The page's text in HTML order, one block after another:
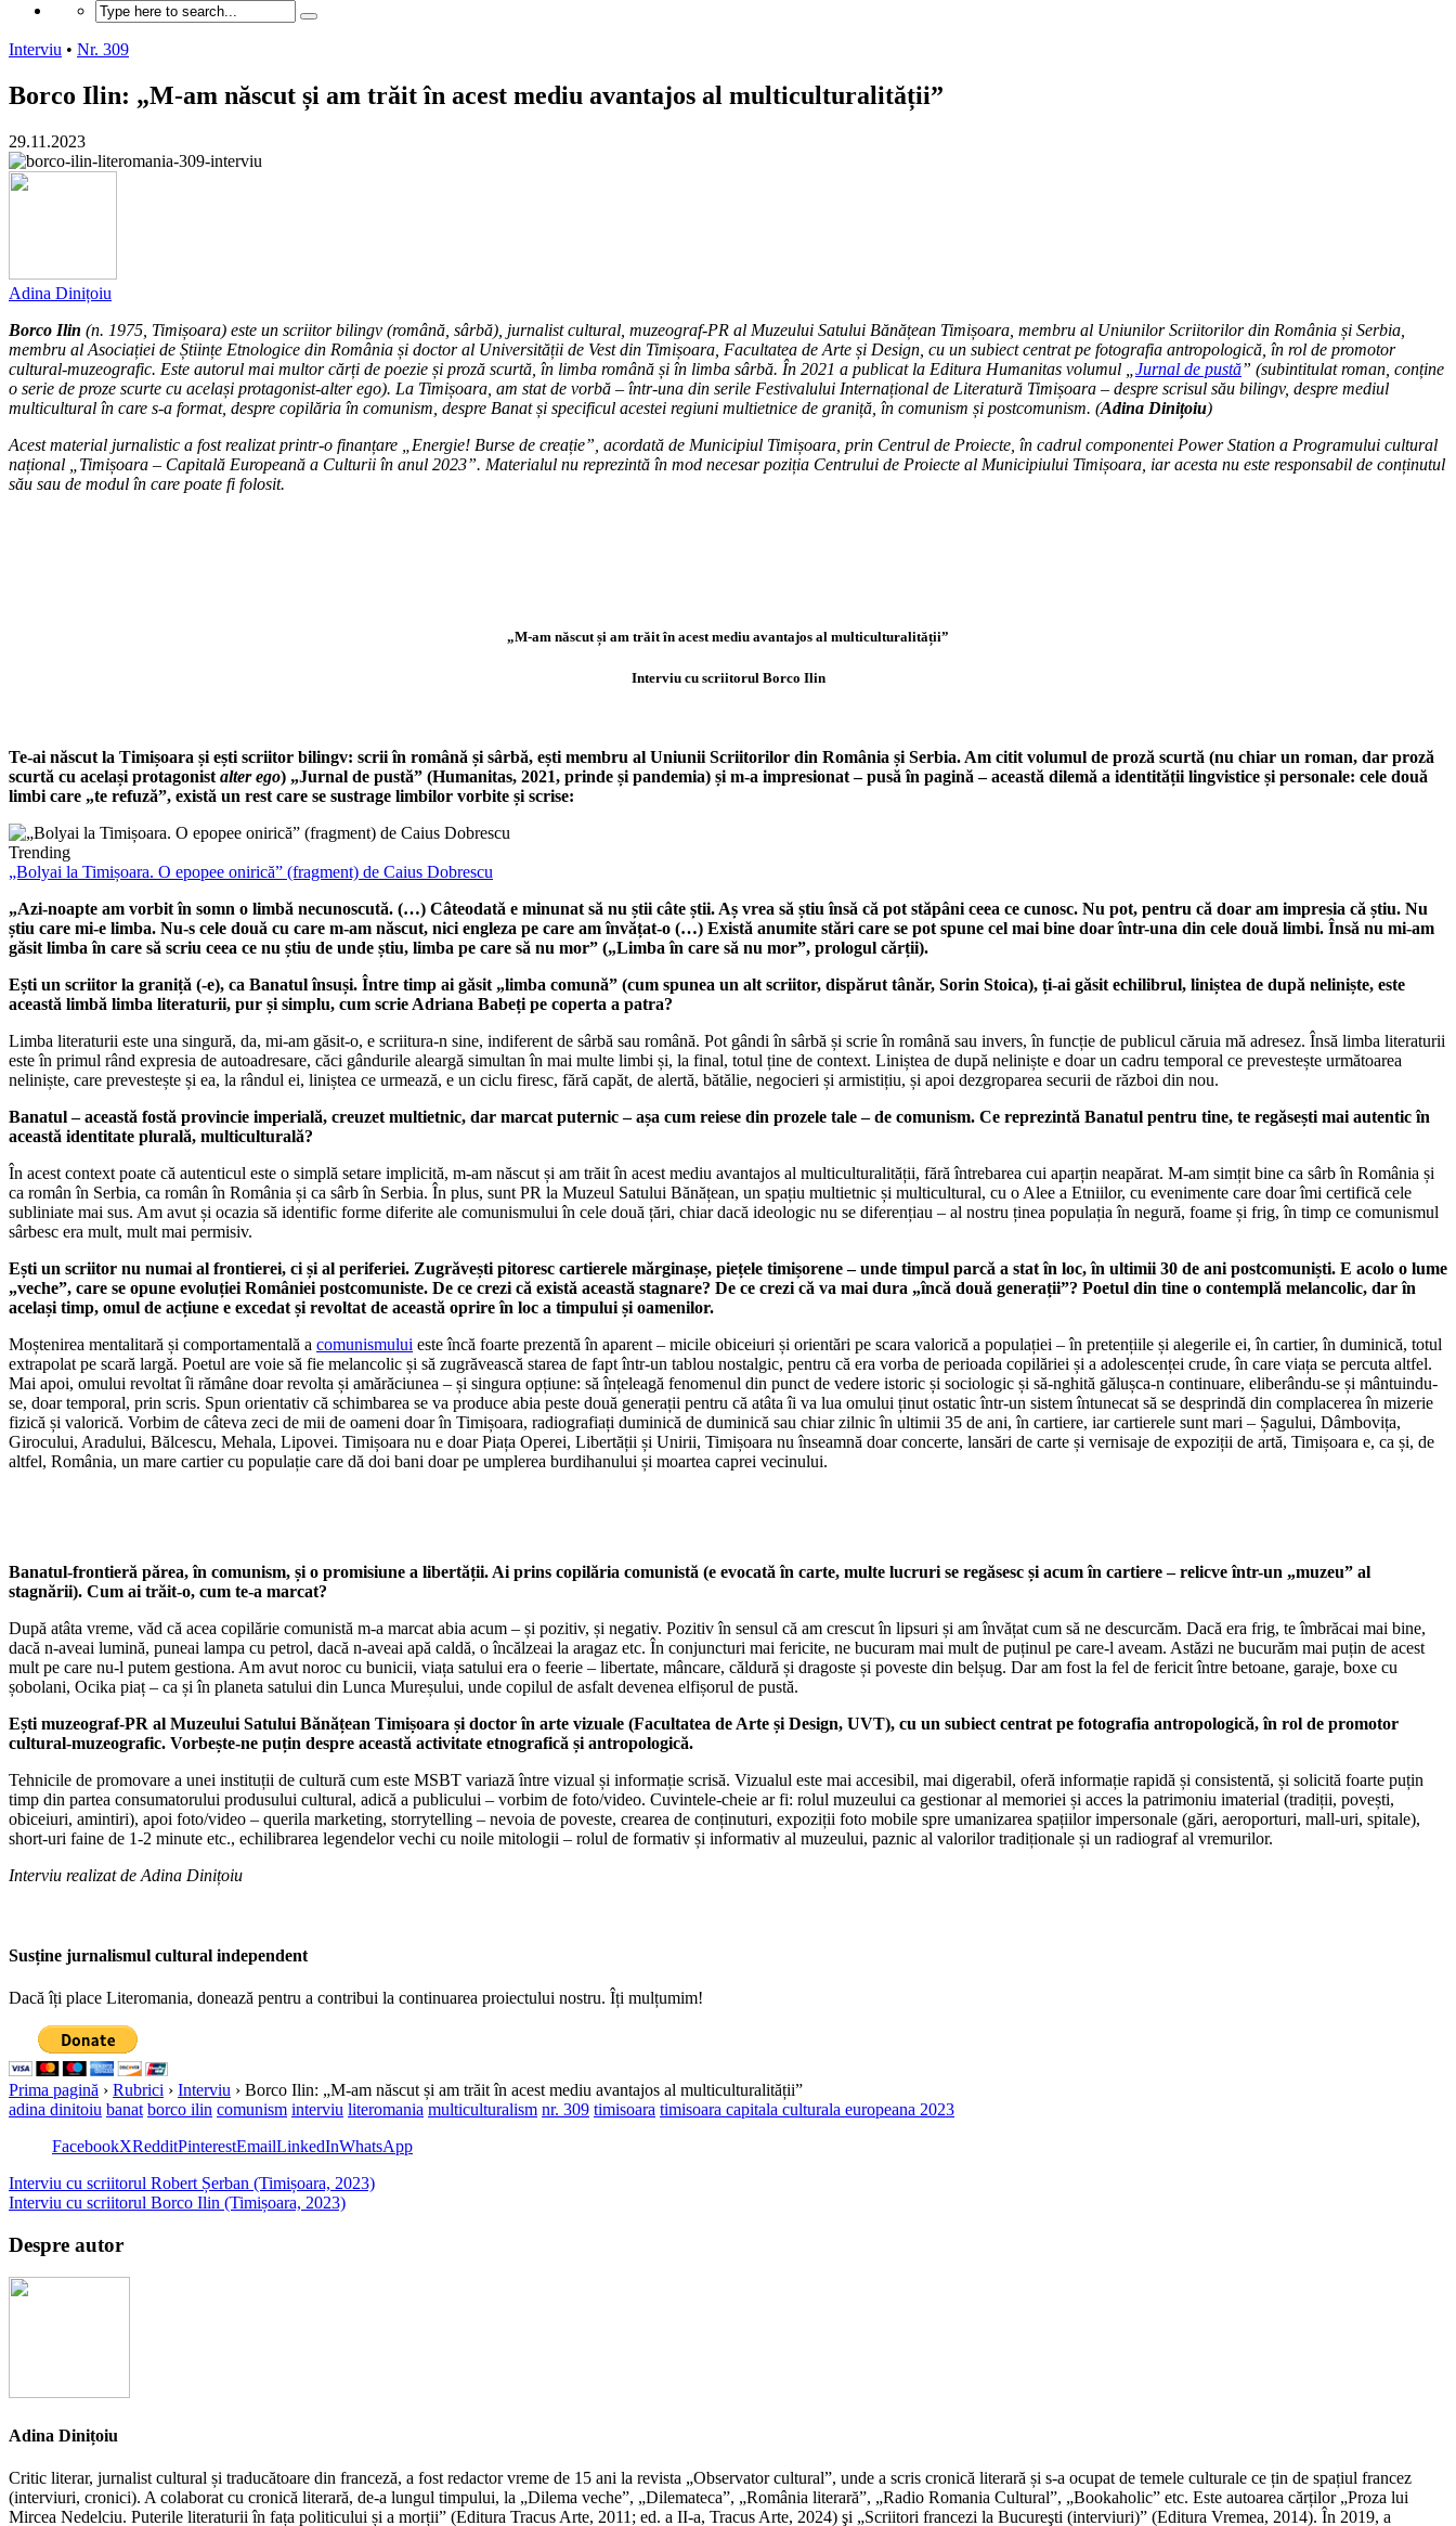
Interviu • Nr. 309
Borco Ilin: „M-am născut și am trăit în acest mediu avantajos al multiculturalității”
29.11.2023
Adina Dinițoiu
Borco Ilin (n. 1975, Timișoara) este un scriitor bilingv (română, sârbă), jurnalist cultural, muzeograf-PR al Muzeului Satului Bănățean Timișoara, membru al Uniunilor Scriitorilor din România și Serbia,
membru al Asociației de Științe Etnologice din România și doctor al Universității de Vest din Timișoara, Facultatea de Arte și Design, cu un subiect centrat pe fotografia antropologică, în rol de promotor
cultural-muzeografic. Este autorul mai multor cărți de poezie și proză scurtă, în limba română și în limba sârbă. În 2021 a publicat la Editura Humanitas volumul „ Jurnal de pustă” (subintitulat roman, conține
o serie de proze scurte cu același protagonist-alter ego). La Timișoara, am stat de vorbă – într-una din serile Festivalului Internațional de Literatură Timișoara – despre scrisul său bilingv, despre mediul
multicultural în care s-a format, despre copilăria în comunism, despre Banat și specificul acestei regiuni multietnice de graniță, în comunism și postcomunism. (Adina Dinițoiu)
Acest material jurnalistic a fost realizat printr-o finanțare „Energie! Burse de creație”, acordată de Municipiul Timișoara, prin Centrul de Proiecte, în cadrul componentei Power Station a Programului cultural
național „Timișoara – Capitală Europeană a Culturii în anul 2023”. Materialul nu reprezintă în mod necesar poziția Centrului de Proiecte al Municipiului Timișoara, iar acesta nu este responsabil de conținutul
său sau de modul în care poate fi folosit.
„M-am născut și am trăit în acest mediu avantajos al multiculturalității”
Interviu cu scriitorul Borco Ilin
Te-ai născut la Timișoara și ești scriitor bilingv: scrii în română și sârbă, ești membru al Uniunii Scriitorilor din România și Serbia. Am citit volumul de proză scurtă (nu chiar un roman, dar proză
scurtă cu același protagonist alter ego) „Jurnal de pustă” (Humanitas, 2021, prinde și pandemia) și m-a impresionat – pusă în pagină – această dilemă a identității lingvistice și personale: cele două
limbi care „te refuză”, există un rest care se sustrage limbilor vorbite și scrise:
Trending
„Bolyai la Timișoara. O epopee onirică” (fragment) de Caius Dobrescu
„Azi-noapte am vorbit în somn o limbă necunoscută. (…) Câteodată e minunat să nu știi câte știi. Aș vrea să știu însă că pot stăpâni ceea ce cunosc. Nu pot, pentru că doar am impresia că știu. Nu
știu care mi-e limba. Nu-s cele două cu care m-am născut, nici engleza pe care am învățat-o (…) Există anumite stări care se pot spune cel mai bine doar într-una din cele două limbi. Însă nu mi-am
găsit limba în care să scriu ceea ce nu știu de unde știu, limba pe care să nu mor” („Limba în care să nu mor”, prologul cărții).
Ești un scriitor la graniță (-e), ca Banatul însuși. Între timp ai găsit „limba comună” (cum spunea un alt scriitor, dispărut tânăr, Sorin Stoica), ți-ai găsit echilibrul, liniștea de după neliniște, este
această limbă limba literaturii, pur și simplu, cum scrie Adriana Babeți pe coperta a patra?
Limba literaturii este una singură, da, mi-am găsit-o, e scriitura-n sine, indiferent de sârbă sau română. Pot gândi în sârbă și scrie în română sau invers, în funcție de publicul căruia mă adresez. Însă limba literaturii
este în primul rând expresia de autoadresare, căci gândurile aleargă simultan în mai multe limbi și, la final, totul ține de context. Liniștea de după neliniște e doar un cadru temporal ce prevestește următoarea
neliniște, care prevestește și ea, la rândul ei, liniștea ce urmează, e un ciclu firesc, fără capăt, de alertă, bătălie, negocieri și armistițiu, și apoi dezgroparea securii de război din nou.
Banatul – această fostă provincie imperială, creuzet multietnic, dar marcat puternic – așa cum reiese din prozele tale – de comunism. Ce reprezintă Banatul pentru tine, te regăsești mai autentic în
această identitate plurală, multiculturală?
În acest context poate că autenticul este o simplă setare implicită, m-am născut și am trăit în acest mediu avantajos al multiculturalității, fără întrebarea cui aparțin neapărat. M-am simțit bine ca sârb în România și
ca român în Serbia, ca român în România și ca sârb în Serbia. În plus, sunt PR la Muzeul Satului Bănățean, un spațiu multietnic și multicultural, cu o Alee a Etniilor, cu evenimente care doar îmi certifică cele
subliniate mai sus. Am avut și ocazia să identific forme diferite ale comunismului în cele două țări, chiar dacă ideologic nu se diferențiau – al nostru ținea populația în negură, foame și frig, în timp ce comunismul
sârbesc era mult, mult mai permisiv.
Ești un scriitor nu numai al frontierei, ci și al periferiei. Zugrăvești pitoresc cartierele mărginașe, piețele timișorene – unde timpul parcă a stat în loc, în ultimii 30 de ani postcomuniști. E acolo o lume
„veche”, care se opune evoluției României postcomuniste. De ce crezi că există această stagnare? De ce crezi că va mai dura „încă două generații”? Poetul din tine o contemplă melancolic, dar în
același timp, omul de acțiune e excedat și revoltat de această oprire în loc a timpului și oamenilor.
Moștenirea mentalitară și comportamentală a comunismului este încă foarte prezentă în aparent – micile obiceiuri și orientări pe scara valorică a populației – în pretențiile și alegerile ei, în cartier, în duminică, totul
extrapolat pe scară largă. Poetul are voie să fie melancolic și să zugrăvească starea de fapt într-un tablou nostalgic, pentru că era vorba de perioada copilăriei și a adolescenței crude, în care viața se percuta altfel.
Mai apoi, omului revoltat îi rămâne doar revolta și amărăciunea – și singura opțiune: să înțeleagă fenomenul din punct de vedere istoric și sociologic și să-nghită gălușca-n continuare, eliberându-se și mântuindu-
se, doar temporal, prin scris. Spun orientativ că schimbarea se va produce abia peste două generații pentru că atâta îi va lua omului ținut ostatic într-un sistem întunecat să se desprindă din complacerea în mizerie
fizică și valorică. Vorbim de câteva zeci de mii de oameni doar în Timișoara, radiografiați duminică de duminică sau chiar zilnic în ultimii 35 de ani, în cartiere, iar cartierele sunt mari – Șagului, Dâmbovița,
Girocului, Aradului, Bălcescu, Mehala, Lipovei. Timișoara nu e doar Piața Operei, Libertății și Unirii, Timișoara nu înseamnă doar concerte, lansări de carte și vernisaje de expoziții de artă, Timișoara e, ca și, de
altfel, România, un mare cartier cu populație care dă doi bani doar pe umplerea burdihanului și moartea caprei vecinului.
Banatul-frontieră părea, în comunism, și o promisiune a libertății. Ai prins copilăria comunistă (e evocată în carte, multe lucruri se regăsesc și acum în cartiere – relicve într-un „muzeu” al
stagnării). Cum ai trăit-o, cum te-a marcat?
După atâta vreme, văd că acea copilărie comunistă m-a marcat abia acum – și pozitiv, și negativ. Pozitiv în sensul că am crescut în lipsuri și am învățat cum să ne descurcăm. Dacă era frig, te îmbrăcai mai bine,
dacă n-aveai lumină, puneai lampa cu petrol, dacă n-aveai apă caldă, o încălzeai la aragaz etc. În conjuncturi mai fericite, ne bucuram mai mult de puținul pe care-l aveam. Astăzi ne bucurăm mai puțin de acest
mult pe care nu-l putem gestiona. Am avut noroc cu bunicii, viața satului era o feerie – libertate, mâncare, căldură și dragoste și poveste din belșug. Dar am fost la fel de fericit între betoane, garaje, boxe cu
șobolani, Ocika piaț – ca și în planeta satului din Lunca Mureșului, unde copilul de asfalt devenea elfișorul de pustă.
Ești muzeograf-PR al Muzeului Satului Bănățean Timișoara și doctor în arte vizuale (Facultatea de Arte și Design, UVT), cu un subiect centrat pe fotografia antropologică, în rol de promotor
cultural-muzeografic. Vorbește-ne puțin despre această activitate etnografică și antropologică.
Tehnicile de promovare a unei instituții de cultură cum este MSBT variază între vizual și informație scrisă. Vizualul este mai accesibil, mai digerabil, oferă informație rapidă și consistentă, și solicită foarte puțin
timp din partea consumatorului produsului cultural, adică a publicului – vorbim de foto/video. Cuvintele-cheie ar fi: rolul muzeului ca gestionar al memoriei și acces la patrimoniu imaterial (tradiții, povești,
obiceiuri, amintiri), apoi foto/video – querila marketing, storrytelling – nevoia de poveste, crearea de conținuturi, expoziții foto mobile spre umanizarea spațiilor impersonale (gări, aeroporturi, mall-uri, spitale),
short-uri faine de 1-2 minute etc., echilibrarea legendelor vechi cu noile mitologii – rolul de formativ și informativ al muzeului, paznic al valorilor tradiționale și un radiograf al vremurilor.
Interviu realizat de Adina Dinițoiu
Susține jurnalismul cultural independent
Dacă îți place Literomania, donează pentru a contribui la continuarea proiectului nostru. Îți mulțumim!
Prima pagină › Rubrici › Interviu › Borco Ilin: „M-am născut și am trăit în acest mediu avantajos al multiculturalității”
adina dinitoiu banat borco ilin comunism interviu literomania multiculturalism nr. 309 timisoara timisoara capitala culturala europeana 2023
FacebookXRedditPinterestEmailLinkedInWhatsApp
Interviu cu scriitorul Robert Șerban (Timișoara, 2023)
Interviu cu scriitorul Borco Ilin (Timișoara, 2023)
Despre autor
Adina Dinițoiu
Critic literar, jurnalist cultural și traducătoare din franceză, a fost redactor vreme de 15 ani la revista „Observator cultural”, unde a scris cronică literară și s-a ocupat de temele culturale ce țin de spațiul francez
(interviuri, cronici). A colaborat cu cronică literară, de-a lungul timpului, la „Dilema veche”, „Dilemateca”, „România literară”, „Radio Romania Cultural”, „Bookaholic” etc. Este autoarea cărților „Proza lui
Mircea Nedelciu. Puterile literaturii în fața politicului și a morții” (Editura Tracus Arte, 2011; ed. a II-a, Tracus Arte, 2024) şi „Scriitori francezi la Bucureşti (interviuri)” (Editura Vremea, 2014). În 2019, a